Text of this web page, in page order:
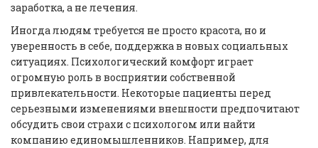
заработка, а не лечения.
Иногда людям требуется не просто красота, но и
уверенность в себе, поддержка в новых социальных
ситуациях. Психологический комфорт играет
огромную роль в восприятии собственной
привлекательности. Некоторые пациенты перед
серьезными изменениями внешности предпочитают
обсудить свои страхи с психологом или найти
компанию единомышленников. Например, для